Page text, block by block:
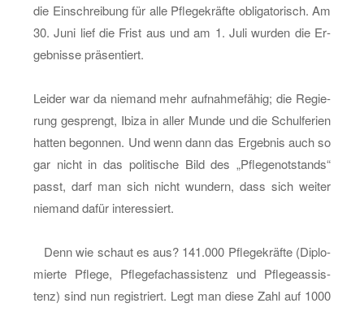
die Ein­schrei­bung für alle Pfle­ge­kräf­te ob­li­ga­to­risch. Am
30. Juni lief die Frist aus und am 1. Juli wur­den die Er­
geb­nis­se prä­sen­tiert.
Lei­der war da nie­mand mehr auf­nah­me­fä­hig; die Re­gie­
rung ge­sprengt, Ibiza in aller Munde und die Schul­fe­ri­en
hat­ten be­gon­nen. Und wenn dann das Er­geb­nis auch so
gar nicht in das po­li­ti­sche Bild des „Pfle­ge­not­stands“
passt, darf man sich nicht wun­dern, dass sich wei­ter
nie­mand dafür in­ter­es­siert.
Denn wie schaut es aus? 141.000 Pfle­ge­kräf­te (Di­plo­
mier­te Pfle­ge, Pfle­ge­fachas­sis­tenz und Pfle­ge­as­sis­
tenz) sind nun re­gis­triert. Legt man diese Zahl auf 1000